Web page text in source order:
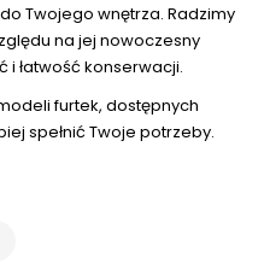
Twojego wnętrza. Radzimy
na jej nowoczesny
i łatwość konserwacji.
furtek, dostępnych
spełnić Twoje potrzeby.